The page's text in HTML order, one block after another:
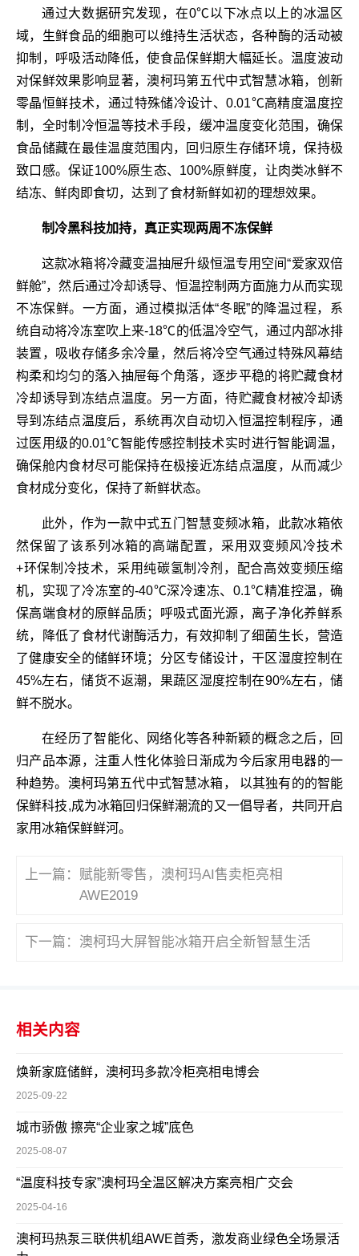
通过大数据研究发现，在0℃以下冰点以上的冰温区
域，生鲜食品的细胞可以维持生活状态，各种酶的活动被
抑制，呼吸活动降低，使食品保鲜期大幅延长。温度波动
对保鲜效果影响显著，澳柯玛第五代中式智慧冰箱，创新
零晶恒鲜技术，通过特殊储冷设计、0.01℃高精度温度控
制，全时制冷恒温等技术手段，缓冲温度变化范围，确保
食品储藏在最佳温度范围内，回归原生存储环境，保持极
致口感。保证100%原生态、100%原鲜度，让肉类冰鲜不
结冻、鲜肉即食切，达到了食材新鲜如初的理想效果。
制冷黑科技加持，真正实现两周不冻保鲜
这款冰箱将冷藏变温抽屉升级恒温专用空间“爱家双倍
鲜舱”，然后通过冷却诱导、恒温控制两方面施力从而实现
不冻保鲜。一方面，通过模拟活体“冬眠”的降温过程，系
统自动将冷冻室吹上来-18℃的低温冷空气，通过内部冰排
装置，吸收存储多余冷量，然后将冷空气通过特殊风幕结
构柔和均匀的落入抽屉每个角落，逐步平稳的将贮藏食材
冷却诱导到冻结点温度。另一方面，待贮藏食材被冷却诱
导到冻结点温度后，系统再次自动切入恒温控制程序，通
过医用级的0.01℃智能传感控制技术实时进行智能调温，
确保舱内食材尽可能保持在极接近冻结点温度，从而减少
食材成分变化，保持了新鲜状态。
此外，作为一款中式五门智慧变频冰箱，此款冰箱依
然保留了该系列冰箱的高端配置，采用双变频风冷技术
+环保制冷技术，采用纯碳氢制冷剂，配合高效变频压缩
机，实现了冷冻室的-40℃深冷速冻、0.1℃精准控温，确
保高端食材的原鲜品质；呼吸式面光源，离子净化养鲜系
统，降低了食材代谢酶活力，有效抑制了细菌生长，营造
了健康安全的储鲜环境；分区专储设计，干区湿度控制在
45%左右，储货不返潮，果蔬区湿度控制在90%左右，储
鲜不脱水。
在经历了智能化、网络化等各种新颖的概念之后，回
归产品本源，注重人性化体验日渐成为今后家用电器的一
种趋势。澳柯玛第五代中式智慧冰箱， 以其独有的的智能
保鲜科技,成为冰箱回归保鲜潮流的又一倡导者，共同开启
家用冰箱保鲜鲜河。
上一篇： 赋能新零售，澳柯玛AI售卖柜亮相
AWE2019
下一篇： 澳柯玛大屏智能冰箱开启全新智慧生活
相关内容
焕新家庭储鲜，澳柯玛多款冷柜亮相电博会
2025-09-22
城市骄傲 擦亮“企业家之城”底色
2025-08-07
“温度科技专家”澳柯玛全温区解决方案亮相广交会
2025-04-16
澳柯玛热泵三联供机组AWE首秀，激发商业绿色全场景活